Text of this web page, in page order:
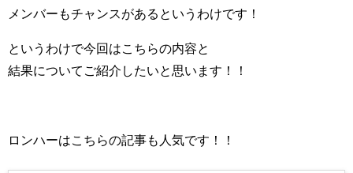
メンバーもチャンスがあるというわけです！
というわけで今回はこちらの内容と
結果についてご紹介したいと思います！！
ロンハーはこちらの記事も人気です！！